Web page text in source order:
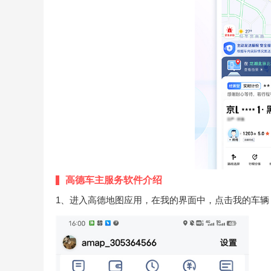
高德车主服务软件介绍
1、进入高德地图应用，在我的界面中，点击我的车辆